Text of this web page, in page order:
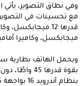
مع تحسينات في التصوير
ميجابكسل، وكاميرا أمامية دقتها
بقوة قدرها